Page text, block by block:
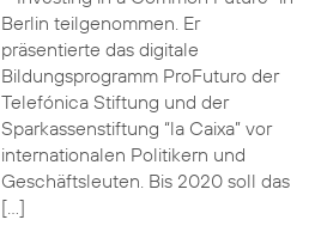
Berlin teilgenommen. Er
präsentierte das digitale
Bildungsprogramm ProFuturo der
Telefónica Stiftung und der
Sparkassenstiftung “la Caixa” vor
internationalen Politikern und
Geschäftsleuten. Bis 2020 soll das
[…]